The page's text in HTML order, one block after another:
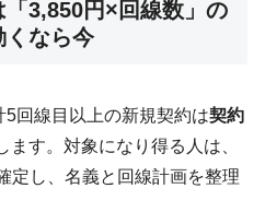
「3,850円×回線数」の
くなら今
回線目以上の新規契約は契約
ます。対象になり得る人は、
定し、名義と回線計画を整理